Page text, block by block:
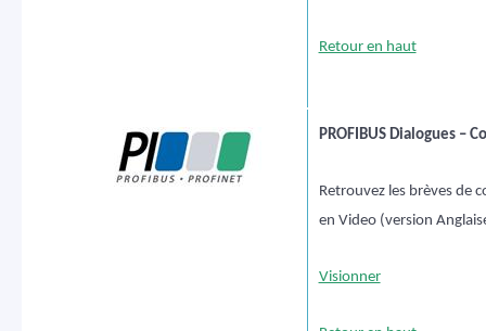
Retour en haut
PROFIBUS Dialogues –
Retrouvez les brèves de
en Video (version
Visionner